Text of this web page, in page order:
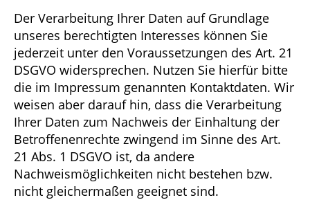
Der Verarbeitung Ihrer Daten auf Grundlage
unseres berechtigten Interesses können Sie
jederzeit unter den Voraussetzungen des Art. 21
DSGVO widersprechen. Nutzen Sie hierfür bitte
die im Impressum genannten Kontaktdaten. Wir
weisen aber darauf hin, dass die Verarbeitung
Ihrer Daten zum Nachweis der Einhaltung der
Betroffenenrechte zwingend im Sinne des Art.
21 Abs. 1 DSGVO ist, da andere
Nachweismöglichkeiten nicht bestehen bzw.
nicht gleichermaßen geeignet sind.